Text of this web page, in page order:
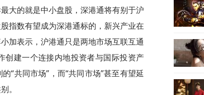
大的就是中小盘股，深港通将有别于沪
指数有望成为深港通标的，新兴产业在
加表示，沪港通只是两地市场互联互通
创建一个连接内地投资者与国际投资产
“共同市场”，而“共同市场”甚至有望延
。